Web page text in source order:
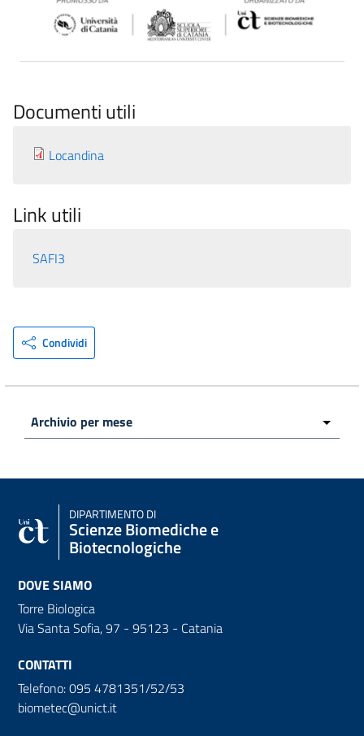
Documenti utili
Locandina
Link utili
SAFI3
Condividi
DIPARTIMENTO DI
Scienze Biomediche e
Biotecnologiche
DOVE SIAMO
Torre Biologica
Via Santa Sofia, 97 - 95123 - Catania
CONTATTI
Telefono: 095 4781351/52/53
biometec@unict.it